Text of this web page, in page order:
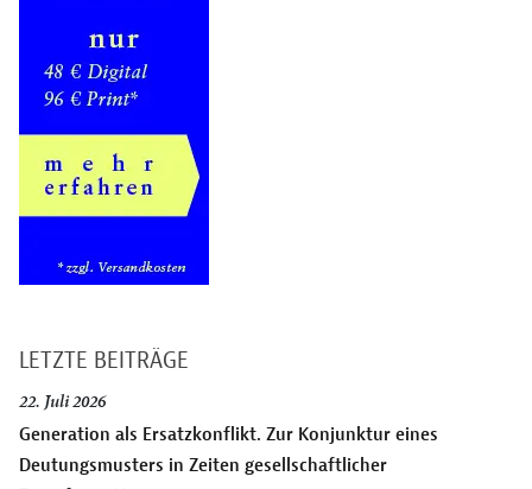
LETZTE BEITRÄGE
22. Juli 2026
Generation als Ersatzkonflikt. Zur Konjunktur eines
Deutungsmusters in Zeiten gesellschaftlicher